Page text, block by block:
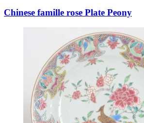
Chinese famille rose Plate Peony